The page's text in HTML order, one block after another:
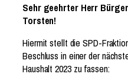
Sehr geehrter Herr
Torsten!
Hiermit stellt die SPD-
Beschluss in einer der
Haushalt 2023 zu fassen: